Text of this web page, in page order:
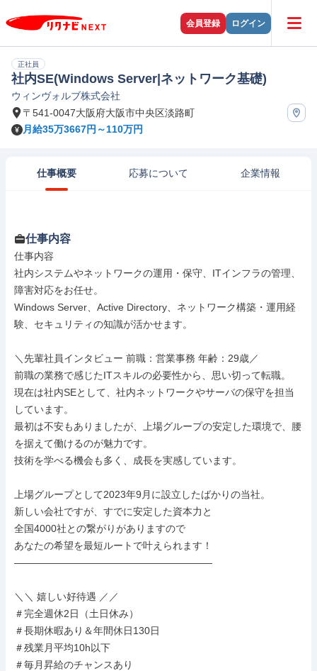
会員登録 ログイン
正社員
社内SE(Windows Server|ネットワーク基礎)
ウィンヴォルブ株式会社
〒541-0047大阪府大阪市中央区淡路町
月給35万3667円～110万円
仕事概要 応募について 企業情報
仕事内容
仕事内容
社内システムやネットワークの運用・保守、ITインフラの管理、
障害対応をお任せ。
Windows Server、Active Directory、ネットワーク構築・運用経
験、セキュリティの知識が活かせます。
＼先輩社員インタビュー 前職：営業事務 年齢：29歳／
前職の業務で感じたITスキルの必要性から、思い切って転職。
現在は社内SEとして、社内ネットワークやサーバの保守を担当
しています。
最初は不安もありましたが、上場グループの安定した環境で、腰
を据えて働けるのが魅力です。
技術を学べる機会も多く、成長を実感しています。
上場グループとして2023年9月に設立したばかりの当社。
新しい会社ですが、すでに安定した資本力と
全国4000社との繋がりがありますので
あなたの希望を最短ルートで叶えられます！
――――――――――――――――――――
＼＼ 嬉しい好待遇 ／／
＃完全週休2日（土日休み）
＃長期休暇あり＆年間休日130日
＃残業月平均10h以下
＃毎月昇給のチャンスあり